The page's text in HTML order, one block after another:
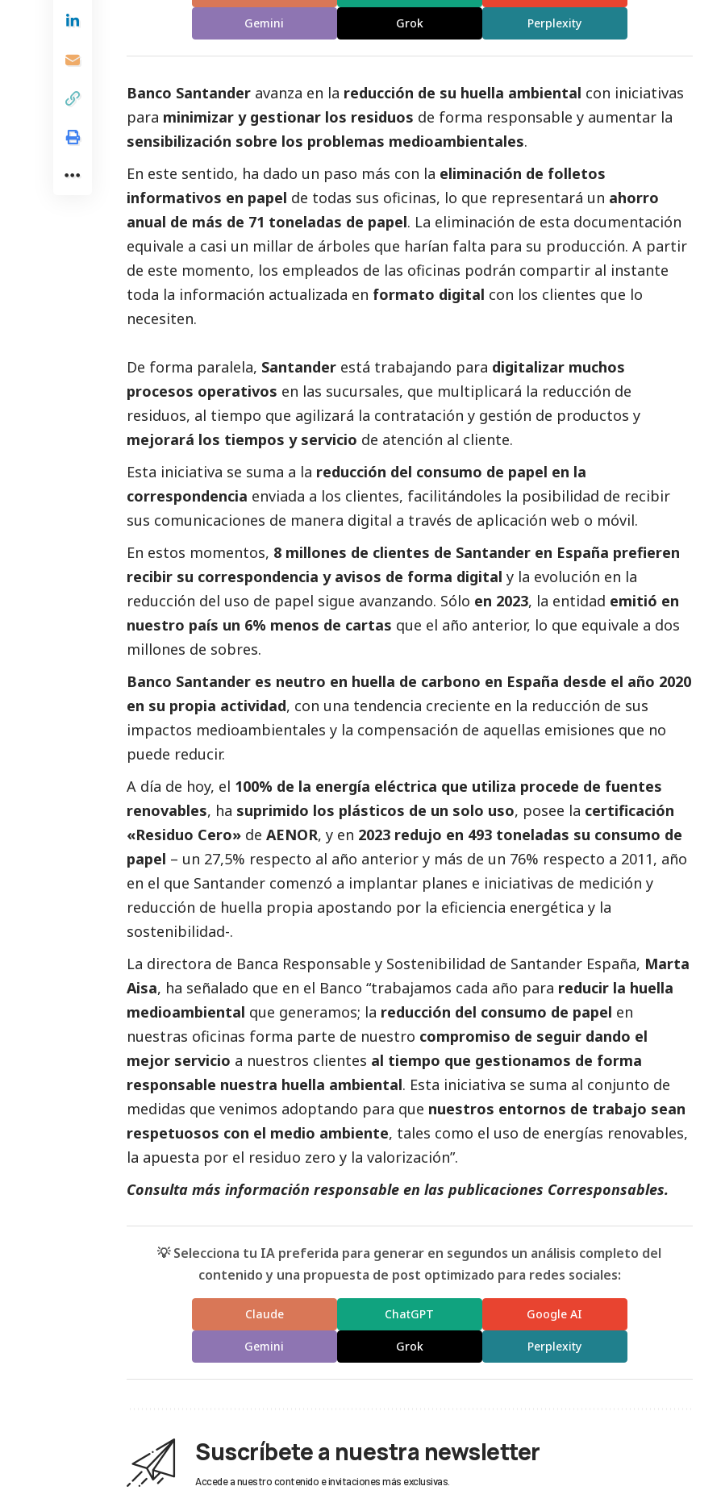
Gemini Grok Perplexity
Banco Santander avanza en la reducción de su huella ambiental con iniciativas
para minimizar y gestionar los residuos de forma responsable y aumentar la
sensibilización sobre los problemas medioambientales.
En este sentido, ha dado un paso más con la eliminación de folletos
informativos en papel de todas sus oficinas, lo que representará un ahorro
anual de más de 71 toneladas de papel. La eliminación de esta documentación
equivale a casi un millar de árboles que harían falta para su producción. A partir
de este momento, los empleados de las oficinas podrán compartir al instante
toda la información actualizada en formato digital con los clientes que lo
necesiten.
De forma paralela, Santander está trabajando para digitalizar muchos
procesos operativos en las sucursales, que multiplicará la reducción de
residuos, al tiempo que agilizará la contratación y gestión de productos y
mejorará los tiempos y servicio de atención al cliente.
Esta iniciativa se suma a la reducción del consumo de papel en la
correspondencia enviada a los clientes, facilitándoles la posibilidad de recibir
sus comunicaciones de manera digital a través de aplicación web o móvil.
En estos momentos, 8 millones de clientes de Santander en España prefieren
recibir su correspondencia y avisos de forma digital y la evolución en la
reducción del uso de papel sigue avanzando. Sólo en 2023, la entidad emitió en
nuestro país un 6% menos de cartas que el año anterior, lo que equivale a dos
millones de sobres.
Banco Santander es neutro en huella de carbono en España desde el año 2020
en su propia actividad, con una tendencia creciente en la reducción de sus
impactos medioambientales y la compensación de aquellas emisiones que no
puede reducir.
A día de hoy, el 100% de la energía eléctrica que utiliza procede de fuentes
renovables, ha suprimido los plásticos de un solo uso, posee la certificación
«Residuo Cero» de AENOR, y en 2023 redujo en 493 toneladas su consumo de
papel – un 27,5% respecto al año anterior y más de un 76% respecto a 2011, año
en el que Santander comenzó a implantar planes e iniciativas de medición y
reducción de huella propia apostando por la eficiencia energética y la
sostenibilidad-.
La directora de Banca Responsable y Sostenibilidad de Santander España, Marta
Aisa, ha señalado que en el Banco “trabajamos cada año para reducir la huella
medioambiental que generamos; la reducción del consumo de papel en
nuestras oficinas forma parte de nuestro compromiso de seguir dando el
mejor servicio a nuestros clientes al tiempo que gestionamos de forma
responsable nuestra huella ambiental. Esta iniciativa se suma al conjunto de
medidas que venimos adoptando para que nuestros entornos de trabajo sean
respetuosos con el medio ambiente, tales como el uso de energías renovables,
la apuesta por el residuo zero y la valorización”.
Consulta más información responsable en las publicaciones Corresponsables.
💡 Selecciona tu IA preferida para generar en segundos un análisis completo del
contenido y una propuesta de post optimizado para redes sociales:
Claude ChatGPT Google AI
Gemini Grok Perplexity
Suscríbete a nuestra newsletter
Accede a nuestro contenido e invitaciones más exclusivas.